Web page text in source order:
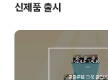
신제품 출시